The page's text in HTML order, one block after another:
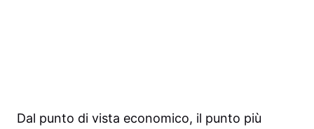
Dal punto di vista economico, il punto più